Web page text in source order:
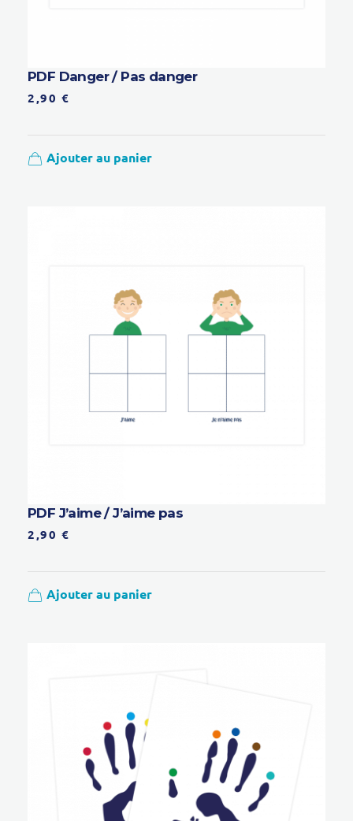
PDF Danger / Pas danger
2,90 €
Ajouter au panier
PDF J’aime / J’aime pas
2,90 €
Ajouter au panier